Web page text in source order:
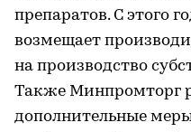
препаратов. С этого
возмещает
на производство
Также Минпромторг
дополнительные